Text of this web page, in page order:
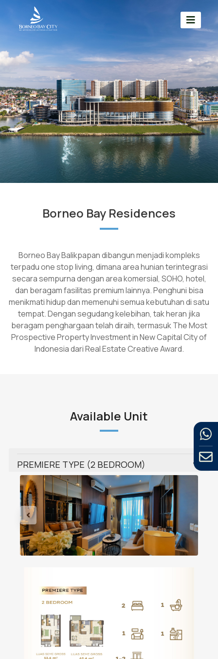
Borneo Bay Residences
Borneo Bay Balikpapan dibangun menjadi kompleks
terpadu one stop living, dimana area hunian terintegrasi
secara sempurna dengan area komersial, SOHO, hotel,
dan beragam fasilitas premium lainnya. Penghuni bisa
menikmati hidup dan memenuhi semua kebutuhan di satu
tempat. Dengan segudang kelebihan, tak heran jika
beragam penghargaan telah diraih, termasuk The Most
Prospective Property Investment in New Capital City of
Indonesia dari Real Estate Creative Award.
Available Unit
PREMIERE TYPE (2 BEDROOM)